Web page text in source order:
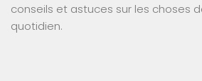
conseils et astuces sur les choses
quotidien.